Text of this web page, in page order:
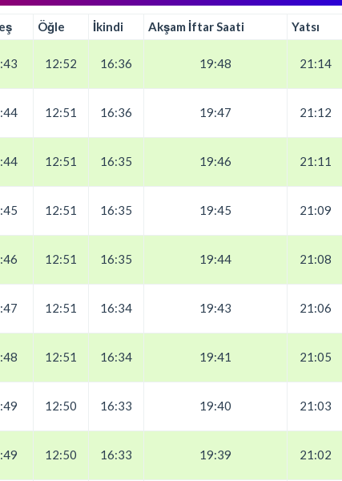
Öğle İkindi Akşam İftar Saati Yatsı
12:52 16:36 19:48 21:14
12:51 16:36 19:47 21:12
12:51 16:35 19:46 21:11
12:51 16:35 19:45 21:09
12:51 16:35 19:44 21:08
12:51 16:34 19:43 21:06
12:51 16:34 19:41 21:05
12:50 16:33 19:40 21:03
12:50 16:33 19:39 21:02